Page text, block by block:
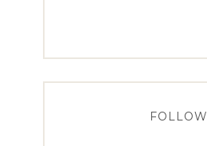
FOLLOW